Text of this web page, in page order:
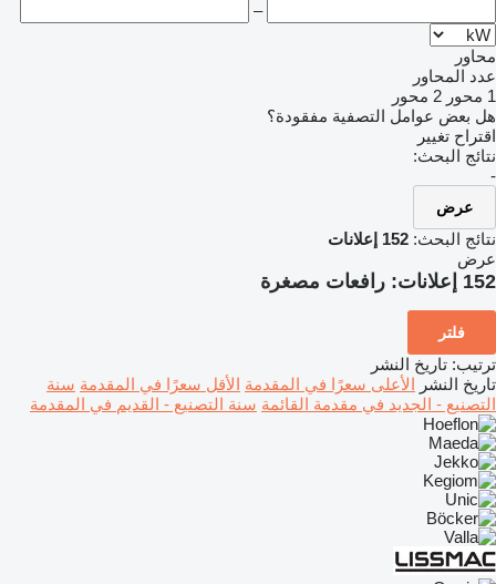
–
محاور
عدد المحاور
1 محور
2 محور
هل بعض عوامل التصفية مفقودة؟
اقتراح تغيير
نتائج البحث:
-
عرض
نتائج البحث: 152 إعلانات
عرض
152 إعلانات: رافعات مصغرة
فلتر
ترتيب: تاريخ النشر
تاريخ النشر الأعلى سعرًا في المقدمة الأقل سعرًا في المقدمة سنة
التصنيع - الجديد في مقدمة القائمة سنة التصنيع - القديم في المقدمة